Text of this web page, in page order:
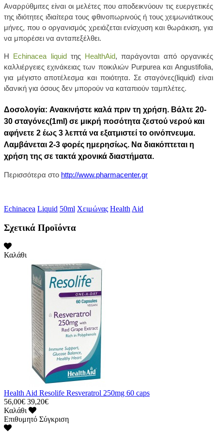
Αναρρύθμιτες είναι οι μελέτες που αποδεικνύουν τις ευεργετικές
της ιδιότητες ιδιαίτερα τους φθινοπωρινούς ή τους χειμωνιάτικους
μήνες, που ο οργανισμός χρειάζεται ενίσχυση και θωράκιση, για
να μπορέσει να ανταπεξέλθει.
Η Echinacea liquidτης HealthAid, παράγονται από οργανικές
καλλιέργειες εχινάκειας των ποικιλιών Purpurea και Angustifolia,
για μέγιστο αποτέλεσμα και ποιότητα. Σε σταγόνες(liquid) είναι
ιδανική για όσους δεν μπορούν να καταπιούν ταμπλέτες.
Δοσολογία: Ανακινήστε καλά πριν τη χρήση. Βάλτε 20-
30 σταγόνες(1ml) σε μικρή ποσότητα ζεστού νερού και
αφήνετε 2 έως 3 λεπτά να εξατμιστεί το οινόπνευμα.
Λαμβάνεται 2-3 φορές ημερησίως. Να διακόπτεται η
χρήση της σε τακτά χρονικά διαστήματα.
Περισσότερα στο http://www.pharmacenter.gr
Echinacea Liquid 50ml Χειμώνας Health Aid
Σχετικά Προϊόντα
Καλάθι
Health Aid Resolife Resveratrol 250mg 60 caps
56,00€ 39,20€
Καλάθι
Επιθυμητό Σύγκριση